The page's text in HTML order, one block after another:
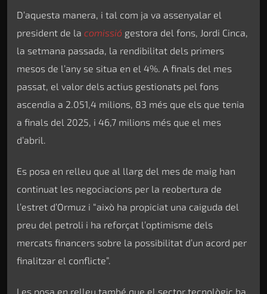
D’aquesta manera, i tal com ja va assenyalar el
president de la comissió gestora del fons, Jordi Cinca,
la setmana passada, la rendibilitat dels primers
mesos de l’any se situa en el 4%. A finals del mes
passat, el valor dels actius gestionats pel fons
ascendia a 2.051,4 milions, 83 més que els que tenia
a finals del 2025, i 46,7 milions més que el mes
d’abril.
Es posa en relleu que al llarg del mes de maig han
continuat les negociacions per la reobertura de
l’estret d’Ormuz i “això ha propiciat una caiguda del
preu del petroli i ha reforçat l’optimisme dels
mercats financers sobre la possibilitat d’un acord per
finalitzar el conflicte”.
I es posa en relleu també que el sector tecnològic ha